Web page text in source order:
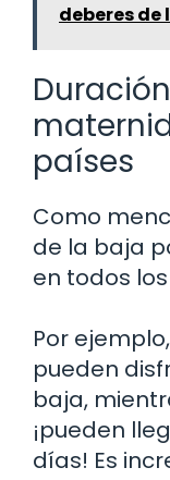
deberes
países
Como
de la baja
en todos
Por
pueden
baja,
¡pueden
días! Es